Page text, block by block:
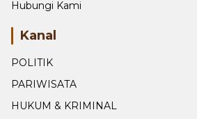
Hubungi Kami
Kanal
POLITIK
PARIWISATA
HUKUM & KRIMINAL